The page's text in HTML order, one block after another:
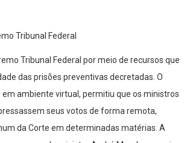
Tribunal Federal
Tribunal Federal por meio de recursos que
das prisões preventivas decretadas. O
ambiente virtual, permitiu que os ministros
seus votos de forma remota,
da Corte em determinadas matérias. A